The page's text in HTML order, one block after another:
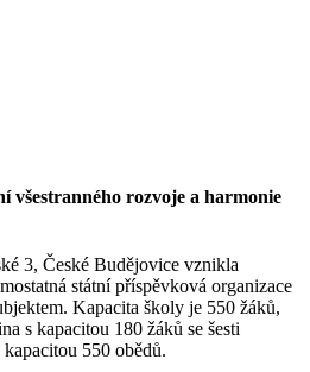
všestranného rozvoje a harmonie
3, České Budějovice vznikla
státní příspěvková organizace
Kapacita školy je 550 žáků,
s kapacitou 180 žáků se šesti
550 obědů.